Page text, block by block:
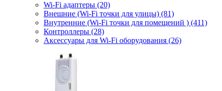
Wi-Fi адаптеры (20)
Внешние (Wi-Fi точки для улицы) (81)
Внутренние (Wi-Fi точки для помещений ) (411)
Контроллеры (28)
Аксессуары для Wi-Fi оборудования (26)